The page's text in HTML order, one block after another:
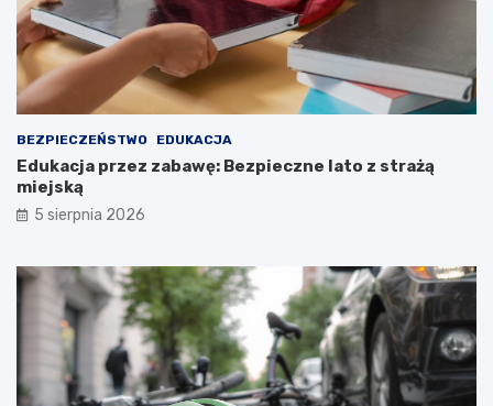
BEZPIECZEŃSTWO EDUKACJA
Edukacja przez zabawę: Bezpieczne lato z strażą
miejską
5 sierpnia 2026